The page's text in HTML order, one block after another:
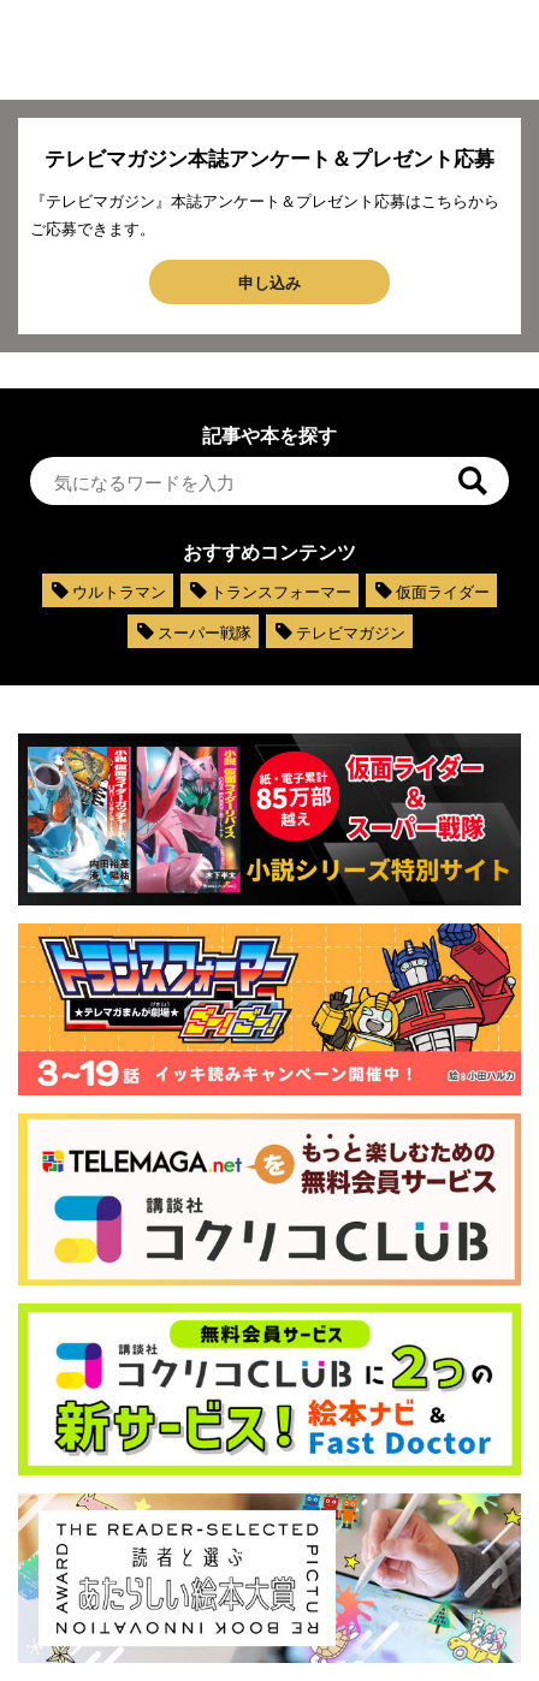
テレビマガジン本誌アンケート＆プレゼント応募
『テレビマガジン』本誌アンケート＆プレゼント応募はこちらから
ご応募できます。
申し込み
記事や本を探す
おすすめコンテンツ
ウルトラマン トランスフォーマー
仮面ライダー
スーパー戦隊
テレビマガジン